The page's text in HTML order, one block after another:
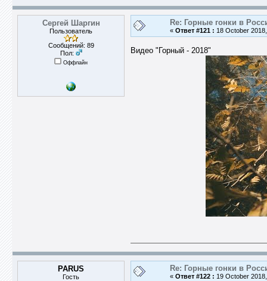
Сергей Шаргин
Пользователь
Сообщений: 89
Пол:
Оффлайн
Re: Горные гонки в
« Ответ #121 : 18 October
Видео "Горный - 2018"
PARUS
Гость
Re: Горные гонки в
« Ответ #122 : 19 October